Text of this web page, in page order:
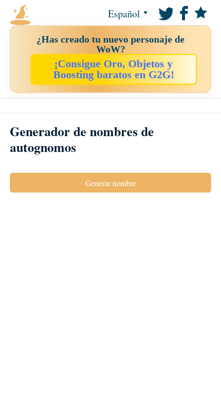
Español
¿Has creado tu nuevo personaje de
WoW?
¡Consigue Oro, Objetos y
Boosting baratos en G2G!
Generador de nombres de
autognomos